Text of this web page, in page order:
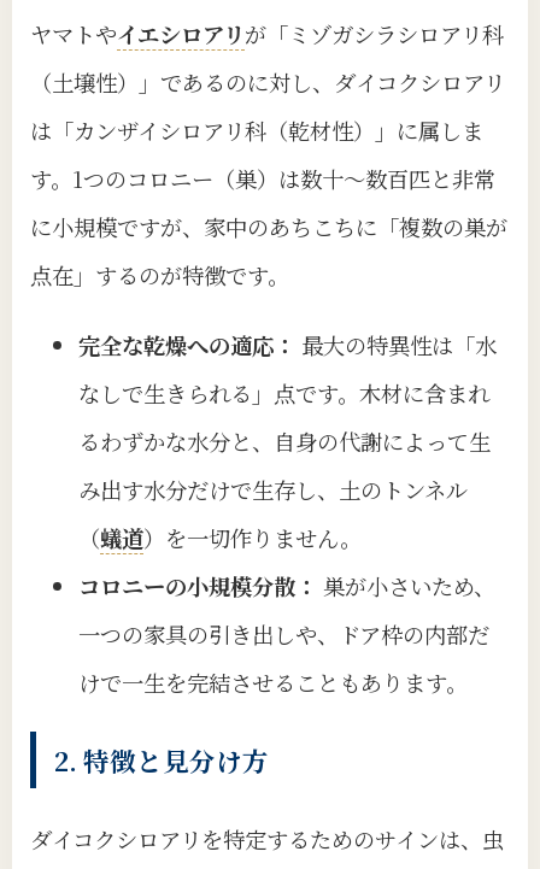
ヤマトやイエシロアリが「ミゾガシラシロアリ科
（土壌性）」であるのに対し、ダイコクシロアリ
は「カンザイシロアリ科（乾材性）」に属しま
す。1つのコロニー（巣）は数十〜数百匹と非常
に小規模ですが、家中のあちこちに「複数の巣が
点在」するのが特徴です。
完全な乾燥への適応： 最大の特異性は「水
なしで生きられる」点です。木材に含まれ
るわずかな水分と、自身の代謝によって生
み出す水分だけで生存し、土のトンネル
（蟻道）を一切作りません。
コロニーの小規模分散： 巣が小さいため、
一つの家具の引き出しや、ドア枠の内部だ
けで一生を完結させることもあります。
2. 特徴と見分け方
ダイコクシロアリを特定するためのサインは、虫